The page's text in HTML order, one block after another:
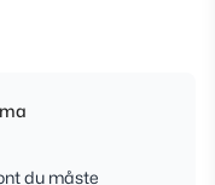
du måste